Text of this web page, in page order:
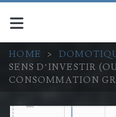
HOME >
SENS D’INVESTIR
CONSOMMATION